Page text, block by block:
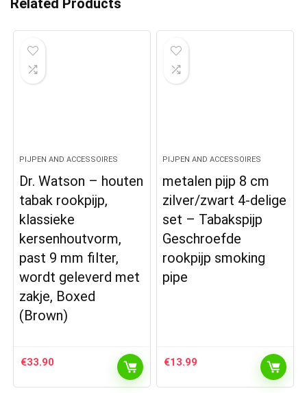
Related Products
PIJPEN AND ACCESSOIRES
Dr. Watson – houten
tabak rookpijp,
klassieke
kersenhoutvorm,
past 9 mm filter,
wordt geleverd met
zakje, Boxed
(Brown)
€33.90
PIJPEN AND ACCESSOIRES
metalen pijp 8 cm
zilver/zwart 4-delige
set – Tabakspijp
Geschroefde
rookpijp smoking
pipe
€13.99